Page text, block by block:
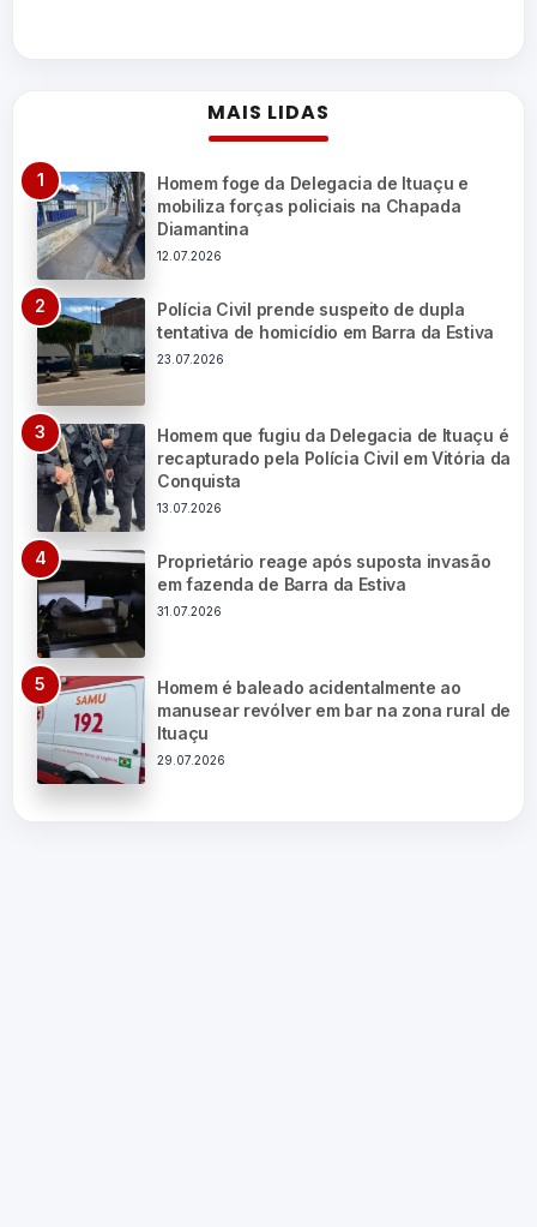
MAIS LIDAS
Homem foge da Delegacia de Ituaçu e
mobiliza forças policiais na Chapada
Diamantina
12.07.2026
Polícia Civil prende suspeito de dupla
tentativa de homicídio em Barra da Estiva
23.07.2026
Homem que fugiu da Delegacia de Ituaçu é
recapturado pela Polícia Civil em Vitória da
Conquista
13.07.2026
Proprietário reage após suposta invasão
em fazenda de Barra da Estiva
31.07.2026
Homem é baleado acidentalmente ao
manusear revólver em bar na zona rural de
Ituaçu
29.07.2026